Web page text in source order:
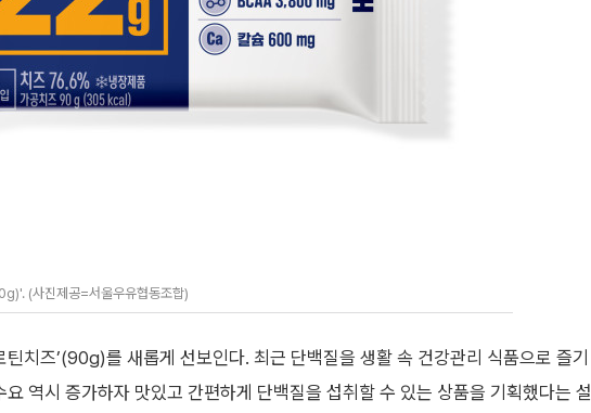
(사진제공=서울우유협동조합)
치즈’(90g)를 새롭게 선보인다. 최근 단백질을 생활 속 건강관리 식품으로 즐기
역시 증가하자 맛있고 간편하게 단백질을 섭취할 수 있는 상품을 기획했다는 설